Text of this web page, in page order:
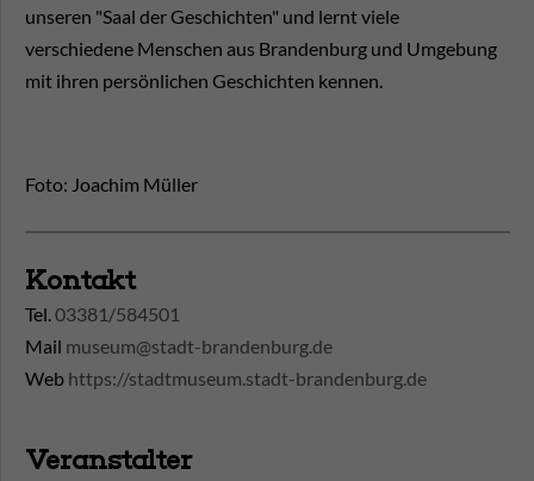
unseren "Saal der Geschichten" und lernt viele
verschiedene Menschen aus Brandenburg und Umgebung
mit ihren persönlichen Geschichten kennen.
Foto: Joachim Müller
Kontakt
Tel.03381/584501
Mail museum@stadt-brandenburg.de
Web https://stadtmuseum.stadt-brandenburg.de
Veranstalter